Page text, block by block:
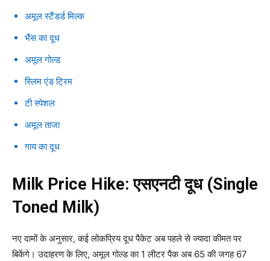
अमूल स्टैंडर्ड मिल्क
भैंस का दूध
अमूल गोल्ड
स्लिम एंड ट्रिम
टी स्पेशल
अमूल ताजा
गाय का दूध
Milk Price Hike: एसएनटी दूध (Single
Toned Milk)
नए दामों के अनुसार, कई लोकप्रिय दूध पैकेट अब पहले से ज्यादा कीमत पर
बिकेंगे। उदाहरण के लिए, अमूल गोल्ड का 1 लीटर पैक अब 65 की जगह 67